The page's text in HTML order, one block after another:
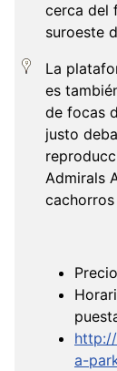
cerca del
suroeste
La
es
de focas
justo
Admirals
a-